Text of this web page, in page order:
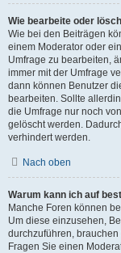
Wie bearbeite oder
Wie bei den Beiträgen
einem Moderator oder
Umfrage zu bearbeiten,
immer mit der Umfrage
dann können Benutzer
bearbeiten. Sollte
die Umfrage nur noch
gelöscht werden.
verhindert werden.
Nach oben
Warum kann ich auf
Manche Foren können
Um diese einzusehen,
durchzuführen,
Fragen Sie einen